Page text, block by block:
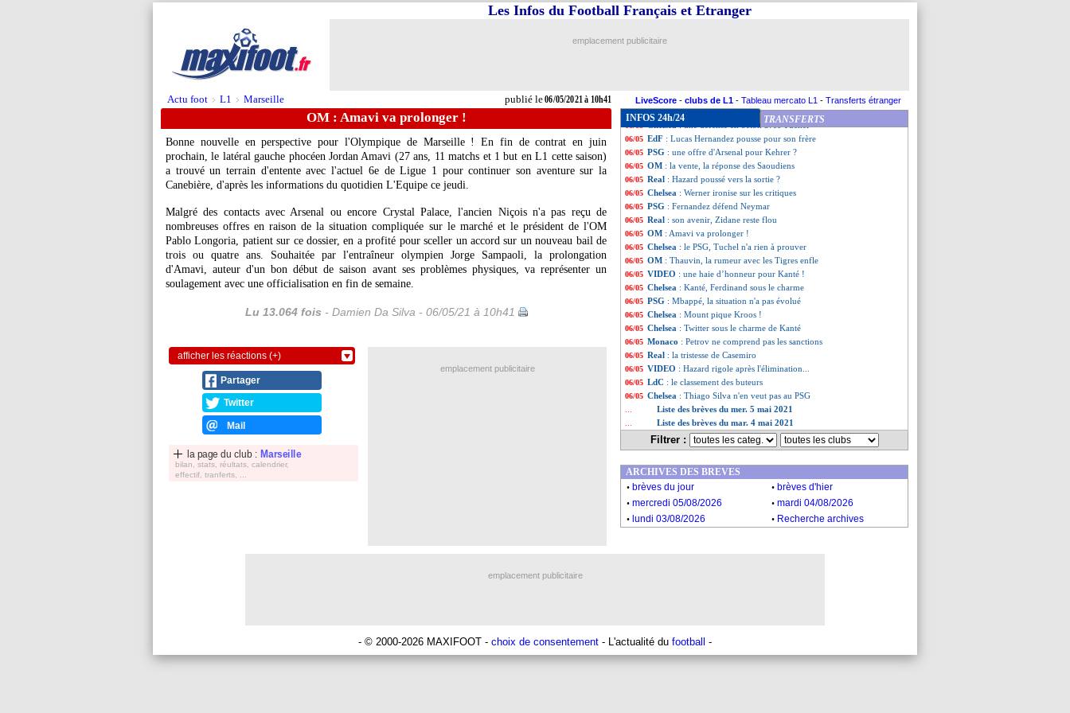
Actu foot > L1 > Marseille publié le06/05/2021 à 10h41
Les Infos du Football Français et Etranger
emplacement publicitaire
LiveScore - clubs de L1 - Tableau mercato L1 - Transferts étranger
OM : Amavi va prolonger !
Bonne nouvelle en perspective pour l'Olympique de Marseille ! En fin de contrat en juin
prochain, le latéral gauche phocéen Jordan Amavi (27 ans, 11 matchs et 1 but en L1 cette saison)
a trouvé un terrain d'entente avec l'actuel 6e de Ligue 1 pour continuer son aventure sur la
Canebière, d'après les informations du quotidien L'Equipe ce jeudi.
Malgré des contacts avec Arsenal ou encore Crystal Palace, l'ancien Niçois n'a pas reçu de
nombreuses offres en raison de la situation compliquée sur le marché et le président de l'OM
Pablo Longoria, patient sur ce dossier, en a profité pour sceller un accord sur un nouveau bail de
trois ou quatre ans. Souhaitée par l'entraîneur olympien Jorge Sampaoli, la prolongation
d'Amavi, auteur d'un bon début de saison avant ses problèmes physiques, va représenter un
soulagement avec une officialisation en fin de semaine.
Lu 13.064 fois - Damien Da Silva - 06/05/21 à 10h41
afficher les réactions (+)
Partager
Twitter
Mail
la page du club : Marseille
bilan, stats, réultats, calendrier,
effectif, tranferts, ...
INFOS 24h/24 TRANSFERTS
06/05 PSG: Rothen déplore "l'échec Leonardo"
06/05 Man City: la C1, Walker pense à Agüero
06/05 Chelsea
06/05 Lille: Galtier ironise pour Kakuta
06/05 EdF: la Bosnie et la Finlande en septembre
: une défense en béton avec Tuchel
06/05 EdF : Lucas Hernandez pousse pour son frère
06/05 PSG : une offre d'Arsenal pour Kehrer ?
06/05 OM : la vente, la réponse des Saoudiens
06/05 Real : Hazard poussé vers la sortie ?
06/05 Chelsea : Werner ironise sur les critiques
06/05 PSG : Fernandez défend Neymar
06/05 Real : son avenir, Zidane reste flou
06/05 OM : Amavi va prolonger !
06/05 Chelsea : le PSG, Tuchel n'a rien à prouver
06/05 OM : Thauvin, la rumeur avec les Tigres enfle
06/05 VIDEO : une haie d’honneur pour Kanté !
06/05 Chelsea : Kanté, Ferdinand sous le charme
06/05 PSG : Mbappé, la situation n'a pas évolué
06/05 Chelsea : Mount pique Kroos !
06/05 Chelsea : Twitter sous le charme de Kanté
06/05 Monaco : Petrov ne comprend pas les sanctions
06/05 Real : la tristesse de Casemiro
06/05 VIDEO : Hazard rigole après l'élimination...
06/05 LdC : le classement des buteurs
06/05 Chelsea : Thiago Silva n'en veut pas au PSG
Liste des brèves du mer. 5 mai 2021
Liste des brèves du mar. 4 mai 2021
Filtrer :
emplacement publicitaire
ARCHIVES DES BREVES
. brèves du jour . brèves d'hier
. mercredi 05/08/2026 . mardi 04/08/2026
. lundi 03/08/2026 . Recherche archives
emplacement publicitaire
- © 2000-2026 MAXIFOOT - choix de consentement - L'actualité du football -